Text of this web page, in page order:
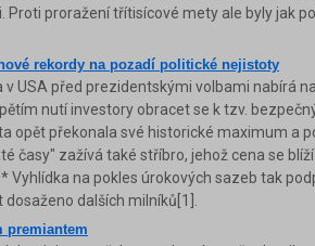
Proti proražení třítisícové mety ale byly jak
rekordy na pozadí politické nejistoty
v USA před prezidentskými volbami nabírá
nutí investory obracet se k tzv.
opět překonala své historické maximum a
časy" zažívá také stříbro, jehož cena se
Vyhlídka na pokles úrokových sazeb tak
dalších milníků[1].
premiantem